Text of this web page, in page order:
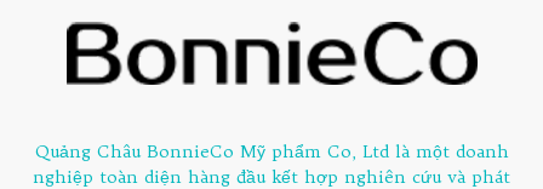
Quảng Châu BonnieCo Mỹ phẩm Co, Ltd là một doanh
nghiệp toàn diện hàng đầu kết hợp nghiên cứu và phát